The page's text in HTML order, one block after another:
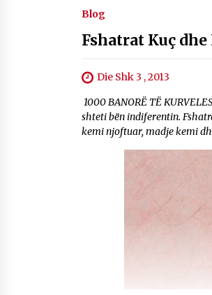
Blog
Fshatrat Kuç
Die Shk 3 , 2013
1000 BANORË TË
shteti bën indiferentin.
kemi njoftuar, madje kemi